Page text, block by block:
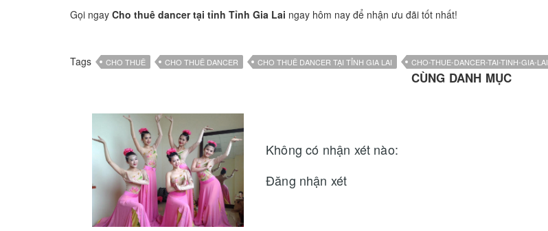
Gọi ngay Cho thuê dancer tại tỉnh Tỉnh Gia Lai ngay hôm nay để nhận ưu đãi tốt nhất!
Tags CHO THUÊ CHO THUÊ DANCER CHO THUÊ DANCER TẠI TỈNH GIA LAI CHO-THUE-DANCER-TAI-TINH-GIA-LAI
CÙNG DANH MỤC
Không có nhận xét nào:
Đăng nhận xét